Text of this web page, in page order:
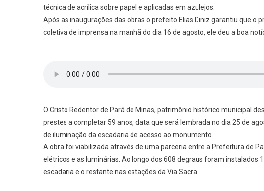
técnica de acrílica sobre papel e aplicadas em azulejos.
Após as inaugurações das obras o prefeito Elias Diniz garantiu que o
coletiva de imprensa na manhã do dia 16 de agosto, ele deu a boa
O Cristo Redentor de Pará de Minas, patrimônio histórico municipal
prestes a completar 59 anos, data que será lembrada no dia 25 de
de iluminação da escadaria de acesso ao monumento.
A obra foi viabilizada através de uma parceria entre a Prefeitura de
elétricos e as luminárias. Ao longo dos 608 degraus foram instalados
escadaria e o restante nas estações da Via Sacra.